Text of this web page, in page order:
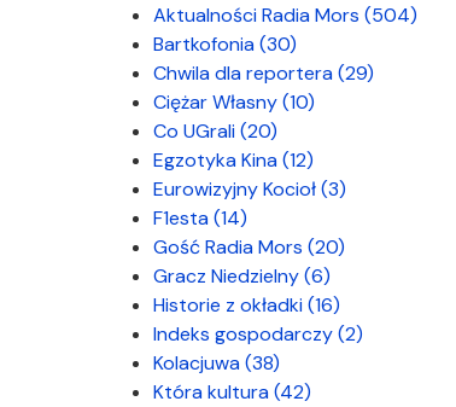
Aktualności Radia Mors (504)
Bartkofonia(30)
Chwila dla reportera(29)
Ciężar Własny(10)
Co UGrali(20)
Egzotyka Kina(12)
Eurowizyjny Kocioł(3)
F1esta(14)
Gość Radia Mors (20)
Gracz Niedzielny(6)
Historie z okładki(16)
Indeks gospodarczy(2)
Kolacjuwa(38)
Która kultura(42)